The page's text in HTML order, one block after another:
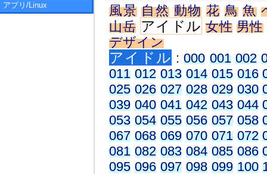
アプリ/Linux
風景 自然 動物 花 鳥 魚
山岳 アイドル 女性 男性
デザイン
アイドル :000 001 002
011 012 013 014 015 016
025 026 027 028 029 030
039 040 041 042 043 044
053 054 055 056 057 058
067 068 069 070 071 072
081 082 083 084 085 086
095 096 097 098 099 100